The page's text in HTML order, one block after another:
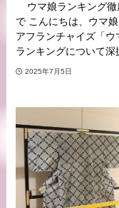
ウマ娘ランキング徹
で こんにちは、ウマ
アフランチャイズ「
ランキングについて深
2025年7月5日